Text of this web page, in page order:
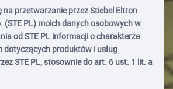
na przetwarzanie przez Stiebel Eltron
(STE PL) moich danych osobowych w
od STE PL informacji o charakterze
dotyczących produktów i usług
STE PL, stosownie do art. 6 ust. 1 lit. a